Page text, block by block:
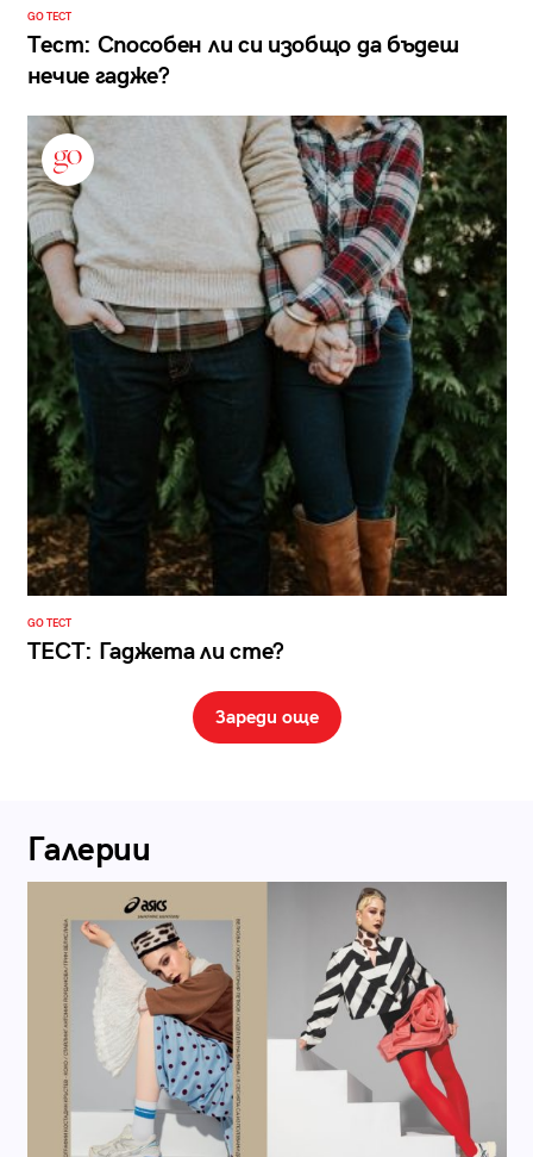
GO ТЕСТ
Тест: Способен ли си изобщо да бъдеш
нечие гадже?
GO ТЕСТ
ТЕСТ: Гаджета ли сте?
Зареди още
Галерии